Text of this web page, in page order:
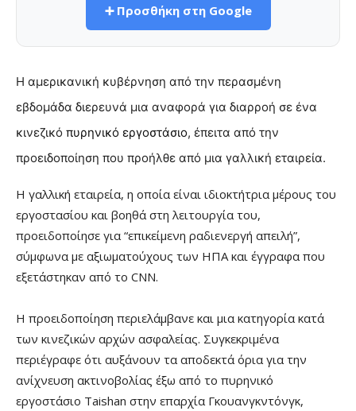
➕ Προσθήκη στη Google
Η αμερικανική κυβέρνηση από την περασμένη
εβδομάδα διερευνά μια αναφορά για διαρροή σε ένα
κινεζικό πυρηνικό εργοστάσιο, έπειτα από την
προειδοποίηση που προήλθε από μια γαλλική εταιρεία.
Η γαλλική εταιρεία, η οποία είναι ιδιοκτήτρια μέρους του
εργοστασίου και βοηθά στη λειτουργία του,
προειδοποίησε για “επικείμενη ραδιενεργή απειλή”,
σύμφωνα με αξιωματούχους των ΗΠΑ και έγγραφα που
εξετάστηκαν από το CNN.
Η προειδοποίηση περιελάμβανε και μια κατηγορία κατά
των κινεζικών αρχών ασφαλείας. Συγκεκριμένα
περιέγραφε ότι αυξάνουν τα αποδεκτά όρια για την
ανίχνευση ακτινοβολίας έξω από το πυρηνικό
εργοστάσιο Taishan στην επαρχία Γκουανγκντόνγκ,